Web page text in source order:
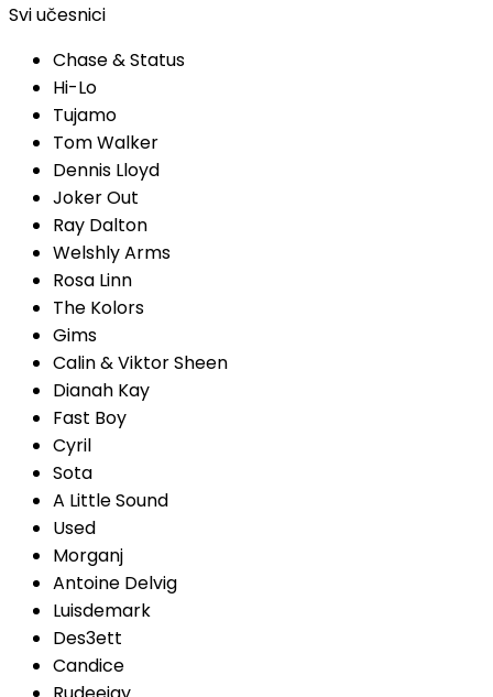
Svi učesnici
Chase & Status
Hi-Lo
Tujamo
Tom Walker
Dennis Lloyd
Joker Out
Ray Dalton
Welshly Arms
Rosa Linn
The Kolors
Gims
Calin & Viktor Sheen
Dianah Kay
Fast Boy
Cyril
Sota
A Little Sound
Used
Morganj
Antoine Delvig
Luisdemark
Des3ett
Candice